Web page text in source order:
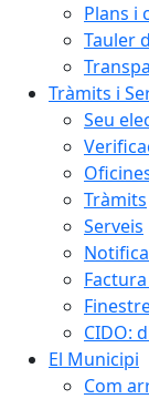
Plans i
Tauler
Tràmits i
Seu
Tràmits
Serveis
CIDO:
El Municipi
Com